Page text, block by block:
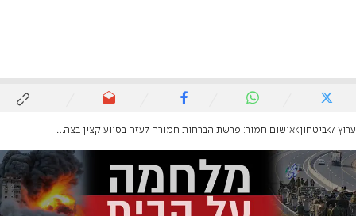
ערוץ 7 ביטחון אישום חמור: פרשת הברחות חמורה לעזה בסיוע קצין בצה"ל בכיר בגדס"ר הבדואי